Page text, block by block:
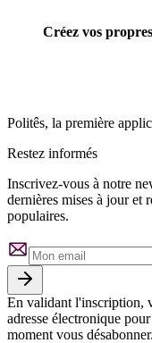
Créez vos
Politês, la première
Restez informés
Inscrivez-vous à notre
dernières mises à jour et
populaires.
En validant l'inscription,
adresse électronique
moment vous